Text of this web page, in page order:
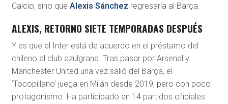
Calcio, sino que Alexis Sánchez regresaría al Barça.
ALEXIS, RETORNO SIETE TEMPORADAS DESPUÉS
Y es que el Inter está de acuerdo en el préstamo del
chileno al club azulgrana. Tras pasar por Arsenal y
Manchester United una vez salió del Barça, el
‘Tocopillano’ juega en Milán desde 2019, pero con poco
protagonismo. Ha participado en 14 partidos oficiales